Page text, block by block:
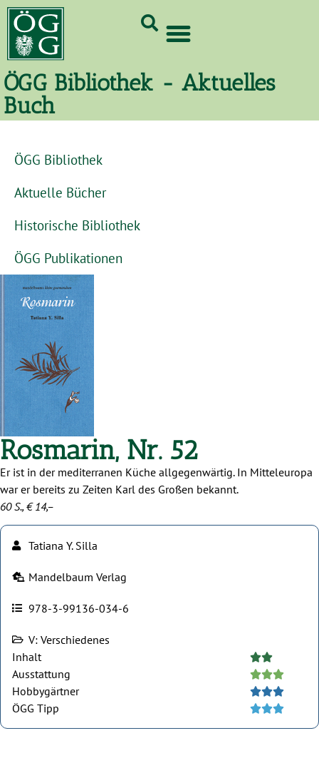
ÖGG Bibliothek - Aktuelles
Buch
ÖGG Bibliothek
Aktuelle Bücher
Historische Bibliothek
ÖGG Publikationen
Rosmarin, Nr. 52
Er ist in der mediterranen Küche allgegenwärtig. In Mitteleuropa
war er bereits zu Zeiten Karl des Großen bekannt.
60 S., € 14,–
Tatiana Y. Silla
Mandelbaum Verlag
978-3-99136-034-6
V: Verschiedenes
Inhalt

Ausstattung 
Hobbygärtner 
ÖGG Tipp 